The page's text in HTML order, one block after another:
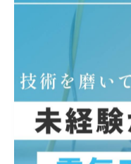
側に分かりやすく伝わ
黒部市で必要な電気
富山県黒部市では、
野で電気工事士の需
明設備の設置、点検
り、現場ごとに求め